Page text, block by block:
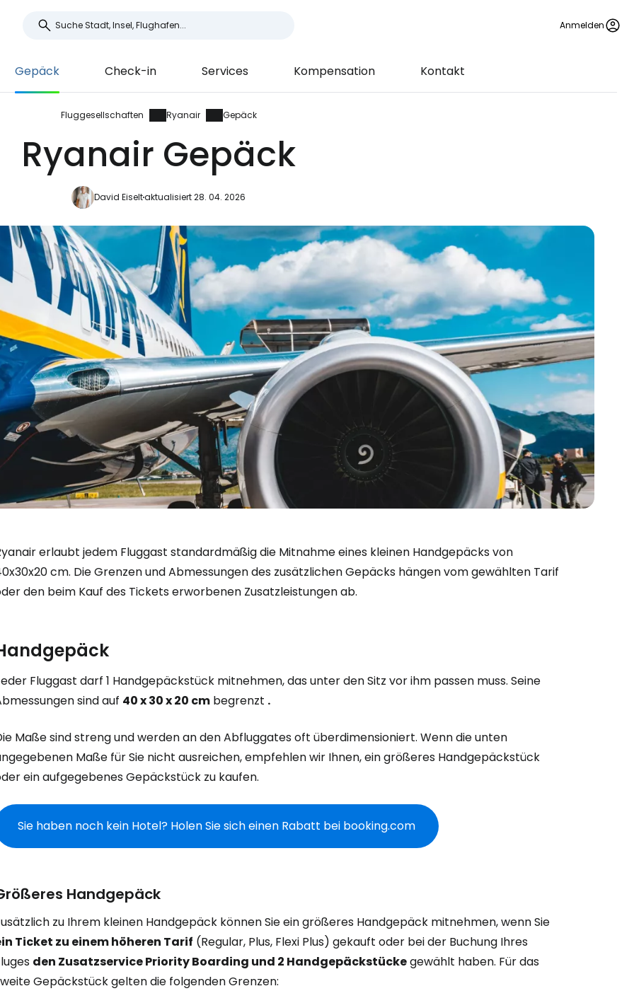
Anmelden
Gepäck Check-in Services Kompensation Kontakt
Fluggesellschaften Ryanair Gepäck
Ryanair Gepäck
David Eiseltaktualisiert 28. 04. 2026
erlaubt jedem Fluggast standardmäßig die Mitnahme eines kleinen Handgepäcks von
cm. Die Grenzen und Abmessungen des zusätzlichen Gepäcks hängen vom gewählten Tarif
den beim Kauf des Tickets erworbenen Zusatzleistungen ab.
Fluggast darf 1 Handgepäckstück mitnehmen, das unter den Sitz vor ihm passen muss. Seine
sind auf 40 x 30 x 20 cm begrenzt .
Maße sind streng und werden an den Abfluggates oft überdimensioniert. Wenn die unten
Maße für Sie nicht ausreichen, empfehlen wir Ihnen, ein größeres Handgepäckstück
ein aufgegebenes Gepäckstück zu kaufen.
Sie haben noch kein Hotel? Holen Sie sich einen Rabatt bei booking.com
Handgepäck
zu Ihrem kleinen Handgepäck können Sie ein größeres Handgepäck mitnehmen, wenn Sie
Ticket zu einem höheren Tarif (Regular, Plus, Flexi Plus) gekauft oder bei der Buchung Ihres
den Zusatzservice Priority Boarding und 2 Handgepäckstückegewählt haben. Für das
Gepäckstück gelten die folgenden Grenzen: